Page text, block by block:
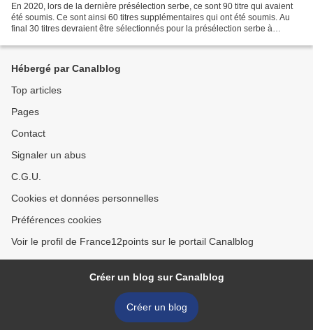
En 2020, lors de la dernière présélection serbe, ce sont 90 titre qui avaient
été soumis. Ce sont ainsi 60 titres supplémentaires qui ont été soumis. Au
final 30 titres devraient être sélectionnés pour la présélection serbe à
Hébergé par Canalblog
Top articles
Pages
Contact
Signaler un abus
C.G.U.
Cookies et données personnelles
Préférences cookies
Voir le profil de France12points sur le portail Canalblog
Créer un blog sur Canalblog
Créer un blog